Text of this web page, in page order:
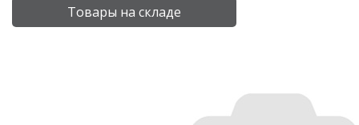
Товары на складе